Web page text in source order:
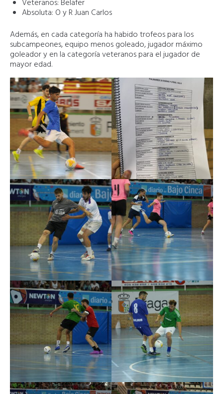
Veteranos: Belafer
Absoluta: O y R Juan Carlos
Además, en cada categoría ha habido trofeos para los
subcampeones, equipo menos goleado, jugador máximo
goleador y en la categoría veteranos para el jugador de
mayor edad.